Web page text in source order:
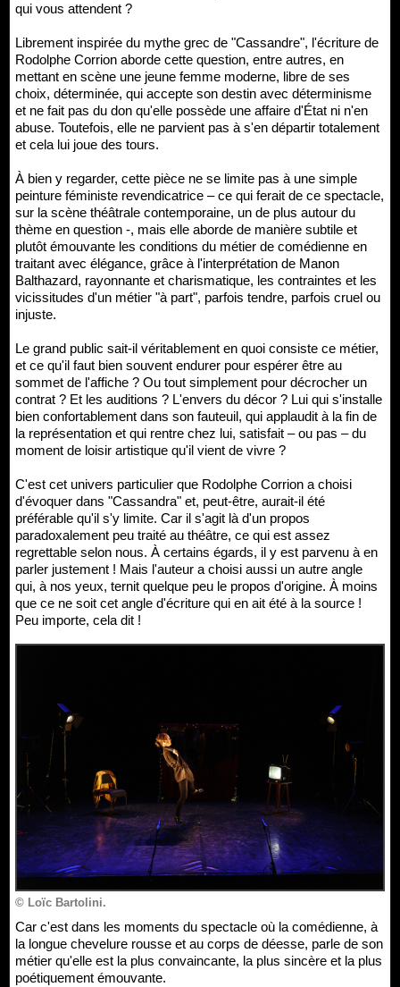
qui vous attendent ?
Librement inspirée du mythe grec de "Cassandre", l'écriture de
Rodolphe Corrion aborde cette question, entre autres, en
mettant en scène une jeune femme moderne, libre de ses
choix, déterminée, qui accepte son destin avec déterminisme
et ne fait pas du don qu'elle possède une affaire d'État ni n'en
abuse. Toutefois, elle ne parvient pas à s'en départir totalement
et cela lui joue des tours.
À bien y regarder, cette pièce ne se limite pas à une simple
peinture féministe revendicatrice – ce qui ferait de ce spectacle,
sur la scène théâtrale contemporaine, un de plus autour du
thème en question -, mais elle aborde de manière subtile et
plutôt émouvante les conditions du métier de comédienne en
traitant avec élégance, grâce à l'interprétation de Manon
Balthazard, rayonnante et charismatique, les contraintes et les
vicissitudes d'un métier "à part", parfois tendre, parfois cruel ou
injuste.
Le grand public sait-il véritablement en quoi consiste ce métier,
et ce qu'il faut bien souvent endurer pour espérer être au
sommet de l'affiche ? Ou tout simplement pour décrocher un
contrat ? Et les auditions ? L'envers du décor ? Lui qui s'installe
bien confortablement dans son fauteuil, qui applaudit à la fin de
la représentation et qui rentre chez lui, satisfait – ou pas – du
moment de loisir artistique qu'il vient de vivre ?
C'est cet univers particulier que Rodolphe Corrion a choisi
d'évoquer dans "Cassandra" et, peut-être, aurait-il été
préférable qu'il s'y limite. Car il s'agit là d'un propos
paradoxalement peu traité au théâtre, ce qui est assez
regrettable selon nous. À certains égards, il y est parvenu à en
parler justement ! Mais l'auteur a choisi aussi un autre angle
qui, à nos yeux, ternit quelque peu le propos d'origine. À moins
que ce ne soit cet angle d'écriture qui en ait été à la source !
Peu importe, cela dit !
© Loïc Bartolini.
Car c'est dans les moments du spectacle où la comédienne, à
la longue chevelure rousse et au corps de déesse, parle de son
métier qu'elle est la plus convaincante, la plus sincère et la plus
poétiquement émouvante.